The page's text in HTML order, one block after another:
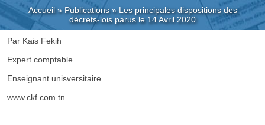
Accueil»Publications»Les principales dispositions des
décrets-lois parus le 14 Avril 2020
Par Kais Fekih
Expert comptable
Enseignant unisversitaire
www.ckf.com.tn